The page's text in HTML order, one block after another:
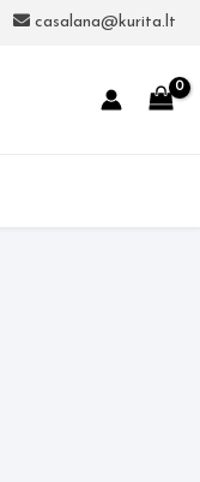
casalana@kurita.lt